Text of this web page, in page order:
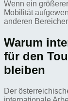
Wenn ein
Mobilität
anderen
Warum
für den
bleiben
Der